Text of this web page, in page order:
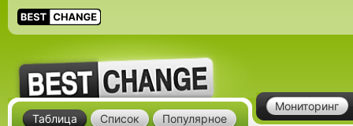
Мониторинг
Таблица Список Популярное